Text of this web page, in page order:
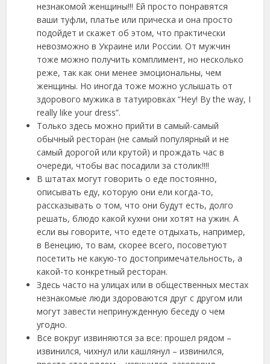
незнакомой женщины!!! Ей просто понравятся
ваши туфли, платье или прическа и она просто
подойдет и скажет об этом, что практически
невозможно в Украине или России. От мужчин
тоже можно получить комплимент, но несколько
реже, так как они менее эмоциональны, чем
женщины. Но иногда тоже можно услышать от
здорового мужика в татуировках “Hey! By the way, I
really like your dress”.
Только здесь можно прийти в самый-самый
обычный ресторан (не самый популярный и не
самый дорогой или крутой) и прождать час в
очереди, чтобы вас посадили за столик!!!!
В штатах могут говорить о еде постоянно,
описывать еду, которую они ели когда-то,
рассказывать о том, что они будут есть, долго
решать, блюдо какой кухни они хотят на ужин. А
если вы говорите, что едете отдыхать, например,
в Венецию, то вам, скорее всего, посоветуют
посетить не какую-то достопримечательность, а
какой-то конкретный ресторан.
Здесь часто на улицах или в общественных местах
незнакомые люди здороваются друг с другом или
могут завести непринужденную беседу о чем
угодно.
Все вокруг извиняются за все: прошел рядом –
извинился, чихнул или кашлянул – извинился,